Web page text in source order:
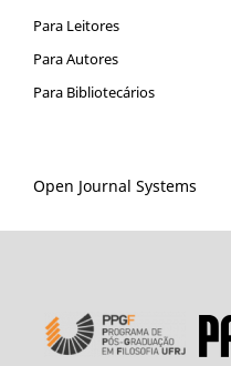
Para Leitores
Para Autores
Para Bibliotecários
Open Journal Systems